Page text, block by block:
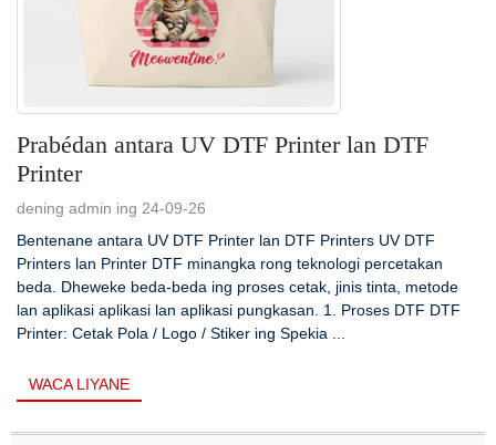
Prabédan antara UV DTF Printer lan DTF
Printer
dening admin ing 24-09-26
Bentenane antara UV DTF Printer lan DTF Printers UV DTF
Printers lan Printer DTF minangka rong teknologi percetakan
beda. Dheweke beda-beda ing proses cetak, jinis tinta, metode
lan aplikasi aplikasi lan aplikasi pungkasan. 1. Proses DTF DTF
Printer: Cetak Pola / Logo / Stiker ing Spekia ...
WACA LIYANE